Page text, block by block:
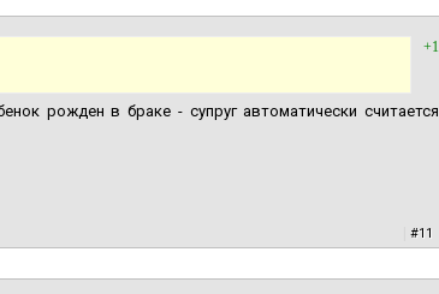
+1
рожден в браке - супруг автоматически считается
#11